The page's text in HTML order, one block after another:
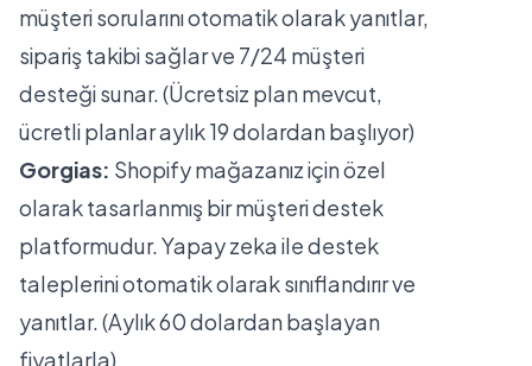
müşteri sorularını otomatik olarak yanıtlar,
sipariş takibi sağlar ve 7/24 müşteri
desteği sunar. (Ücretsiz plan mevcut,
ücretli planlar aylık 19 dolardan başlıyor)
Gorgias: Shopify mağazanız için özel
olarak tasarlanmış bir müşteri destek
platformudur. Yapay zeka ile destek
taleplerini otomatik olarak sınıflandırır ve
yanıtlar. (Aylık 60 dolardan başlayan
fiyatlarla)